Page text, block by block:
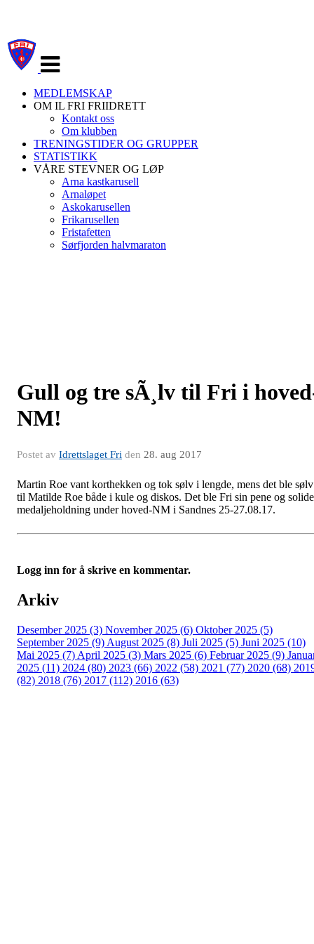
navigasjon
MEDLEMSKAP
OM IL FRI FRIIDRETT
Kontakt oss
Om klubben
TRENINGSTIDER OG GRUPPER
STATISTIKK
VÅRE STEVNER OG LØP
Arna kastkarusell
Arnaløpet
Askokarusellen
Frikarusellen
Fristafetten
Sørfjorden halvmaraton
Gull og tre sÃ¸lv til Fri i
NM!
Postet av Idrettslaget Fri den 28. aug 2017
Martin Roe vant korthekken og tok sølv i lengde, mens det ble sølv
til Matilde Roe både i kule og diskos. Det ble Fri sin pene og solide
medaljeholdning under hoved-NM i Sandnes 25-27.08.17.
Logg inn for å skrive en kommentar.
Arkiv
Desember 2025 (3) November 2025 (6) Oktober 2025 (5)
September 2025 (9) August 2025 (8) Juli 2025 (5) Juni 2025 (10)
Mai 2025 (7) April 2025 (3) Mars 2025 (6) Februar 2025 (9)
2025 (11) 2024 (80) 2023 (66) 2022 (58) 2021 (77) 2020 (68)
(82) 2018 (76) 2017 (112) 2016 (63)